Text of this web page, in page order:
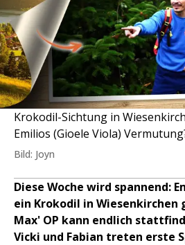
Krokodil-Sichtung in
Emilios (Gioele Viola)
Bild: Joyn
Diese Woche wird spannend:
ein Krokodil in Wiesenkirchen
Max' OP kann endlich
Vicki und Fabian treten erste